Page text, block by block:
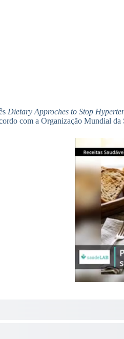
Dietary Approches to Stop
com a Organização Mundial da